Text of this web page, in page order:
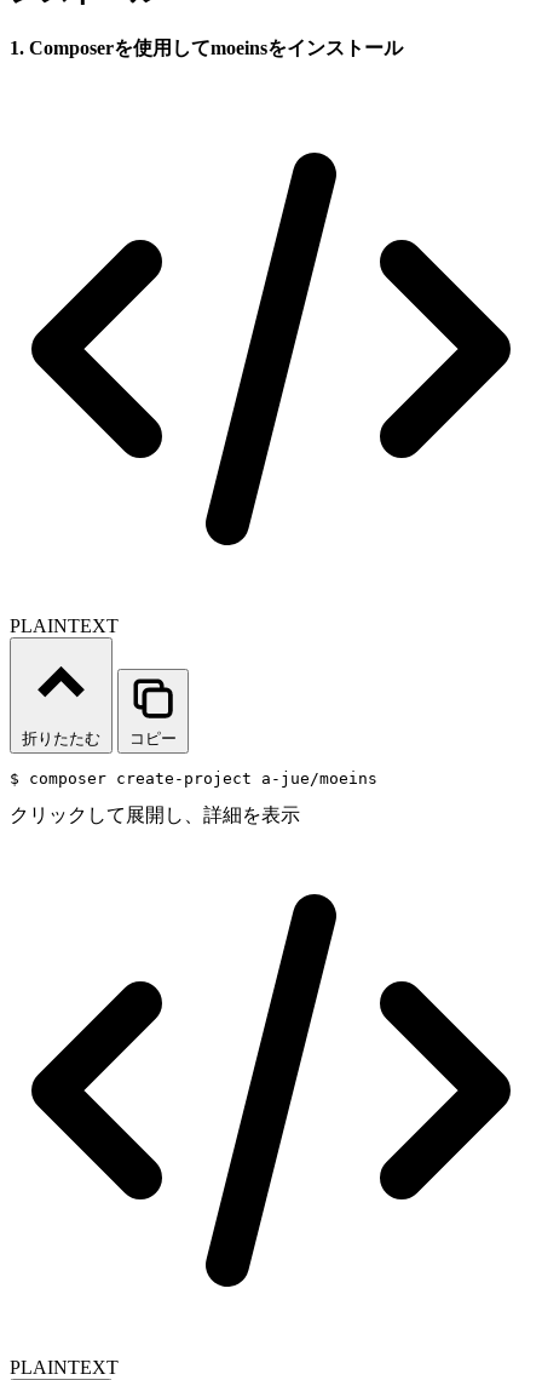
1. Composerを使用してmoeinsをインストール
PLAINTEXT
折りたたむ コピー
$ composer create-project a-jue/moeins
クリックして展開し、詳細を表示
PLAINTEXT